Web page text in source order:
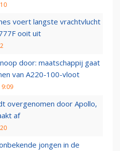
voert langste vrachtvlucht
ooit uit
door: maatschappij gaat
van A220-100-vloot
9:09
overgenomen door Apollo,
af
jongen in de